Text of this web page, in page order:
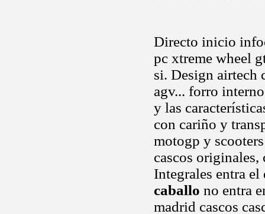
Directo inicio
pc xtreme wheel
si. Design airtech
agv... forro
y las
con cariño y
motogp y
cascos
Integrales entra
caballo no entra
madrid cascos